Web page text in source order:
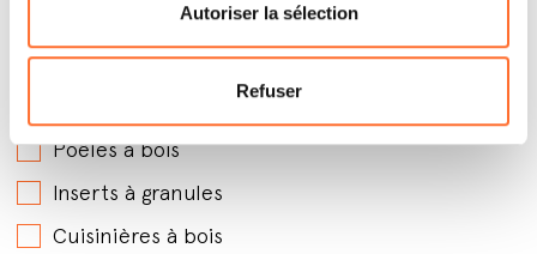
Autoriser la sélection
Refuser
Poêles à granules avec soufflerie
Poêles à granules hydro
Poêles à granules canalisables
Poêles à bois
Inserts à granules
Cuisinières à bois